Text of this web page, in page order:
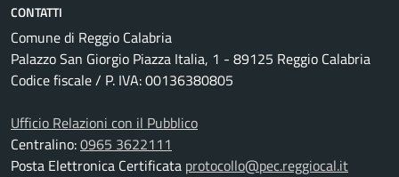
CONTATTI
Comune di Reggio Calabria
Palazzo San Giorgio Piazza Italia, 1 - 89125 Reggio Calabria
Codice fiscale / P. IVA: 00136380805
Ufficio Relazioni con il Pubblico
Centralino:0965 3622111
Posta Elettronica Certificata protocollo@pec.reggiocal.it